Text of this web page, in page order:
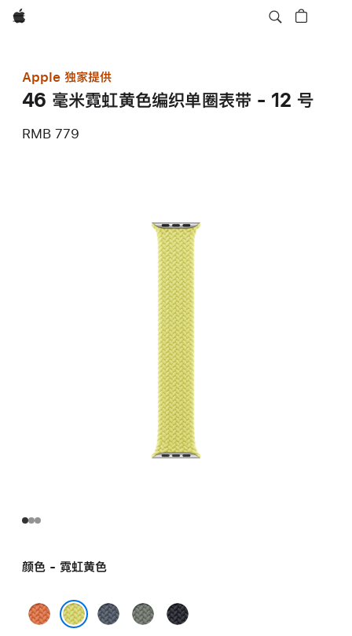
Apple
Apple 独家提供
46 毫米霓虹黄色编织单圈表带 - 12 号
RMB 779
颜色 - 霓虹黄色
姜
铁
灰
午